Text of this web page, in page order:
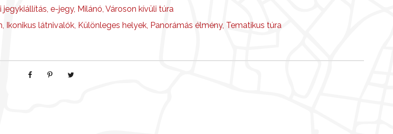
jegykiállítás e-jegy, Milánó Városon kívüli túra
Ikonikus látnivalók Különleges helyek Panorámás élmény, Tematikus túra